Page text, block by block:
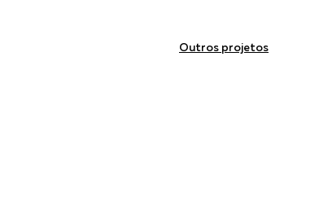
Outros projetos